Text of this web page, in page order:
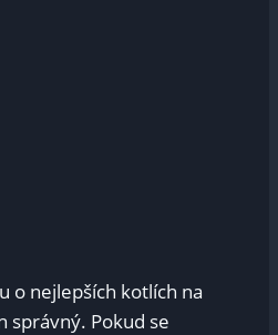
o nejlepších kotlích na
správný. Pokud se